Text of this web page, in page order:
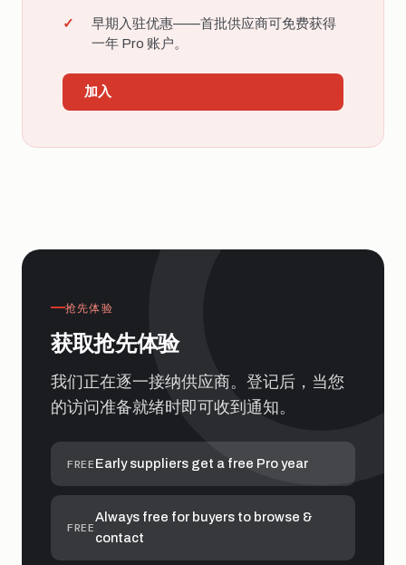
早期入驻优惠——首批供应商可免费获得
一年 Pro 账户。
加入
抢先体验
获取抢先体验
我们正在逐一接纳供应商。登记后，当您
的访问准备就绪时即可收到通知。
FREE Early suppliers get a free Pro year
FREE
Always free for buyers to browse &
contact